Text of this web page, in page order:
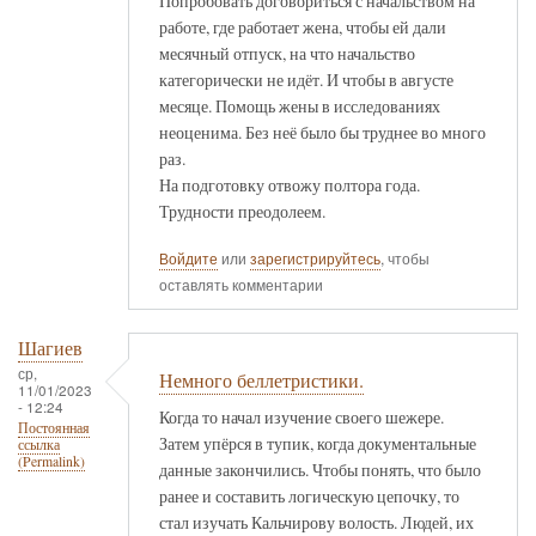
работе, где работает жена, чтобы ей дали
месячный отпуск, на что начальство
категорически не идёт. И чтобы в августе
месяце. Помощь жены в исследованиях
неоценима. Без неё было бы труднее во много
раз.
На подготовку отвожу полтора года.
Трудности преодолеем.
Войдите или зарегистрируйтесь, чтобы
оставлять комментарии
Шагиев
ср,
11/01/2023
- 12:24
Постоянная
ссылка
(Permalink)
Немного беллетристики.
Когда то начал изучение своего шежере.
Затем упёрся в тупик, когда документальные
данные закончились. Чтобы понять, что было
ранее и составить логическую цепочку, то
стал изучать Кальчирову волость. Людей, их